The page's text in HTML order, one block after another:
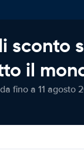
sconto
il
fino a 11 agosto